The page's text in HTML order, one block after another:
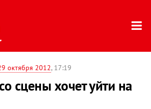
октября 2012, 17:19
сцены хочет уйти на